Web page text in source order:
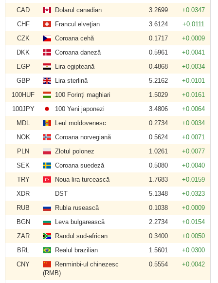
CAD
Dolarul canadian 3.2699
+0.0347
CHF
Francul elveţian 3.6124
+0.0111
CZK
Coroana cehă 0.1717
+0.0009
DKK
Coroana daneză 0.5961
+0.0041
EGP
Lira egipteană 0.4868
+0.0034
GBP
Lira sterlină 5.2162
+0.0101
100HUF
100 Forinți maghiari 1.5029
+0.0161
100JPY
100 Yeni japonezi 3.4806
+0.0064
MDL
Leul moldovenesc 0.2734
+0.0034
NOK
Coroana norvegiană 0.5624
+0.0071
PLN
Zlotul polonez 1.0261
+0.0077
SEK
Coroana suedeză 0.5080
+0.0040
TRY
Noua lira turcească 1.7683
+0.0159
XDR
DST 5.1348
+0.0323
RUB
Rubla rusească 0.1038
+0.0009
BGN
Leva bulgarească 2.2734
+0.0154
ZAR
Randul sud-african 0.3400
+0.0050
BRL
Realul brazilian 1.5601
+0.0300
CNY
Renminbi-ul chinezesc
(RMB)
0.5554 +0.0042